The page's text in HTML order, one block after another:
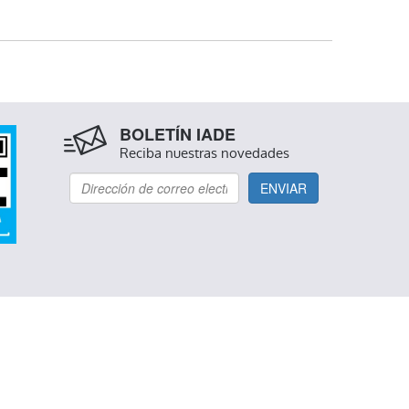
BOLETÍN IADE
Reciba nuestras novedades
ENVIAR